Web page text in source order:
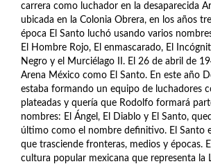
carrera como luchador en la desaparecida
ubicada en la Colonia Obrera, en los años
época El Santo luchó usando varios
El Hombre Rojo, El enmascarado, El
Negro y el Murciélago II. El 26 de abril de
Arena México como El Santo. En este año
estaba formando un equipo de luchadores
plateadas y quería que Rodolfo formará
nombres: El Ángel, El Diablo y El Santo,
último como el nombre definitivo. El Santo
que trasciende fronteras, medios y épocas.
cultura popular mexicana que representa la